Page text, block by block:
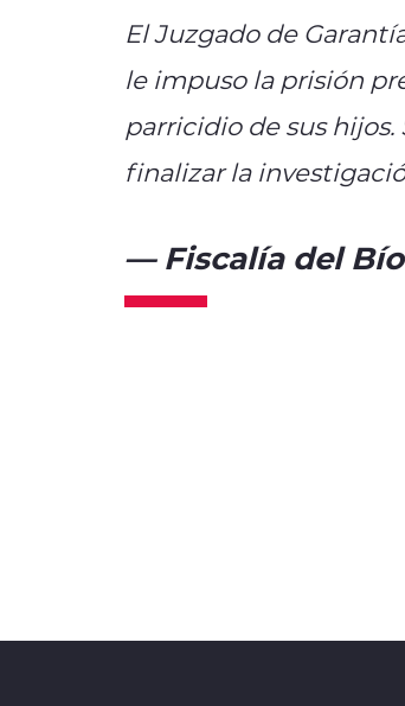
El Juzgado de
le impuso la prisión
parricidio de sus
finalizar la
— Fiscalía del